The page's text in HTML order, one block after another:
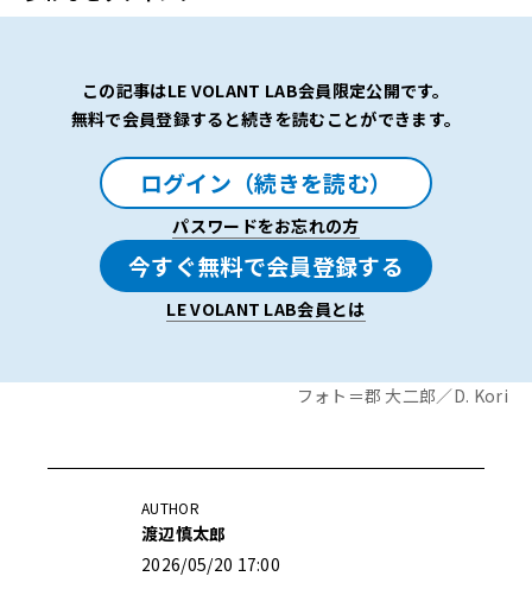
この記事はLE VOLANT LAB会員限定公開です。
無料で会員登録すると続きを読むことができます。
ログイン（続きを読む）
パスワードをお忘れの方
今すぐ無料で会員登録する
LE VOLANT LAB会員とは
フォト＝郡 大二郎／D. Kori
AUTHOR
渡辺慎太郎
2026/05/20 17:00